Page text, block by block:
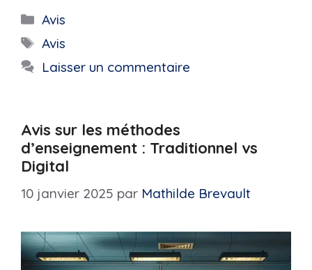
Catégories
Avis
Étiquettes
Avis
Laisser un commentaire
Avis sur les méthodes
d’enseignement : Traditionnel vs
Digital
10 janvier 2025 par Mathilde Brevault